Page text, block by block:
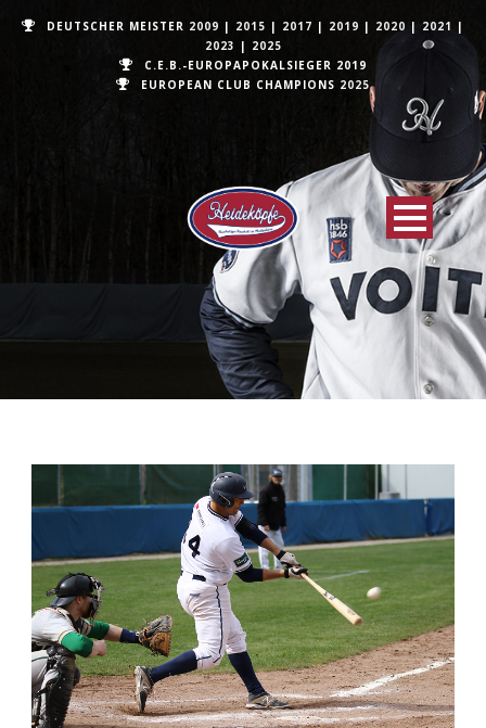
DEUTSCHER MEISTER 2009 | 2015 | 2017 | 2019 | 2020 | 2021 |
2023 | 2025
C.E.B.-EUROPAPOKALSIEGER 2019
EUROPEAN CLUB CHAMPIONS 2025